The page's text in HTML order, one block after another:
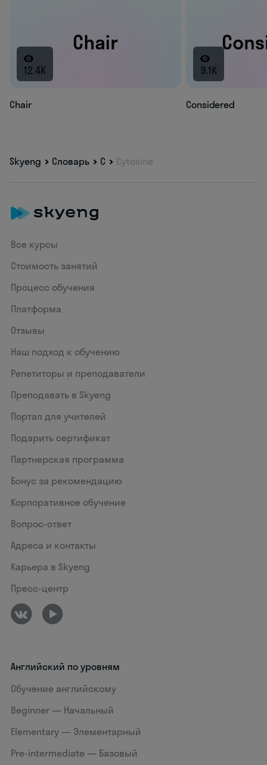
12.4K
Chair
9.1K
Considered
Skyeng Словарь C Cytosine
Все курсы
Стоимость занятий
Процесс обучения
Платформа
Отзывы
Наш подход к обучению
Репетиторы и преподаватели
Преподавать в Skyeng
Портал для учителей
Подарить сертификат
Партнерская программа
Бонус за рекомендацию
Корпоративное обучение
Вопрос-ответ
Адреса и контакты
Карьера в Skyeng
Пресс-центр
Английский по уровням
Обучение английскому
Beginner — Начальный
Elementary — Элементарный
Pre-intermediate — Базовый